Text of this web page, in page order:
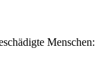
Menschen: